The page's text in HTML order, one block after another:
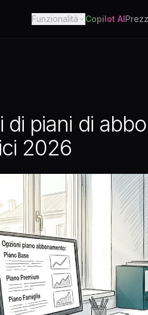
Funzionalità Copilot AI
di piani di
2026